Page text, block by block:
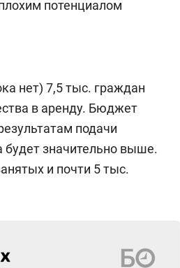
потенциалом
нет) 7,5 тыс. граждан
в аренду. Бюджет
подачи
будет значительно выше.
и почти 5 тыс.